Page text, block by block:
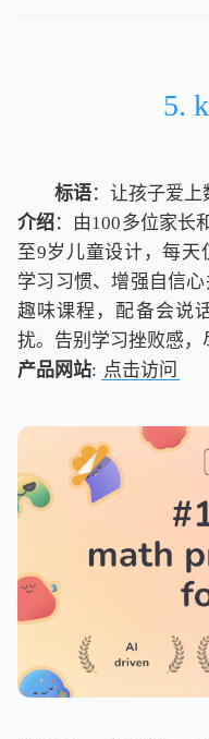
5.
标语：让孩子爱
介绍：由100多位家长
至9岁儿童设计，每天
学习习惯、增强自信
趣味课程，配备会说
扰。告别学习挫败感，
产品网站: 点击访问